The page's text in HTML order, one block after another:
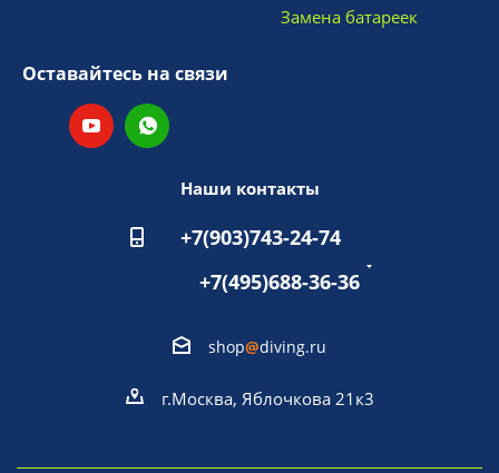
Замена батареек
Оставайтесь на связи
Наши контакты
+7(903)743-24-74
+7(495)688-36-36
shop@diving.ru
г.Москва, Яблочкова 21к3